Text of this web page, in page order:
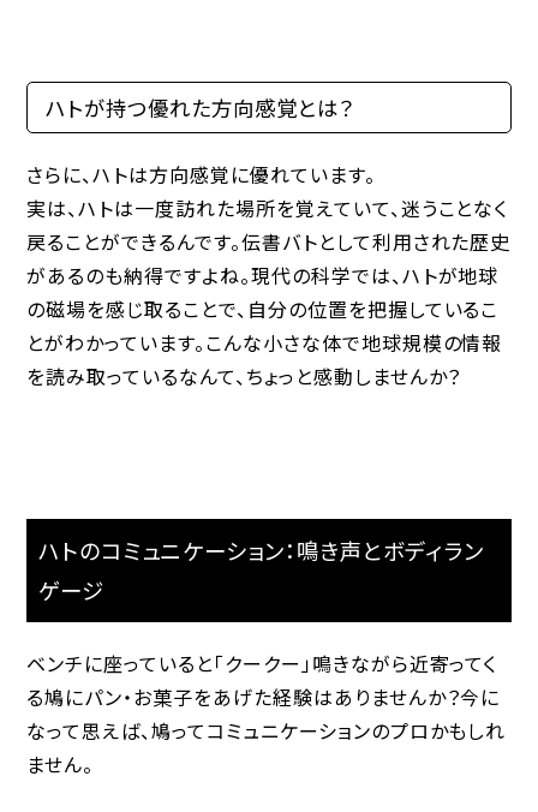
ハトが持つ優れた方向感覚とは？
さらに、ハトは方向感覚に優れています。
実は、ハトは一度訪れた場所を覚えていて、迷うことなく
戻ることができるんです。伝書バトとして利用された歴史
があるのも納得ですよね。現代の科学では、ハトが地球
の磁場を感じ取ることで、自分の位置を把握しているこ
とがわかっています。こんな小さな体で地球規模の情報
を読み取っているなんて、ちょっと感動しませんか？
ハトのコミュニケーション：鳴き声とボディラン
ゲージ
ベンチに座っていると「クークー」鳴きながら近寄ってく
る鳩にパン・お菓子をあげた経験はありませんか？今に
なって思えば、鳩ってコミュニケーションのプロかもしれ
ません。